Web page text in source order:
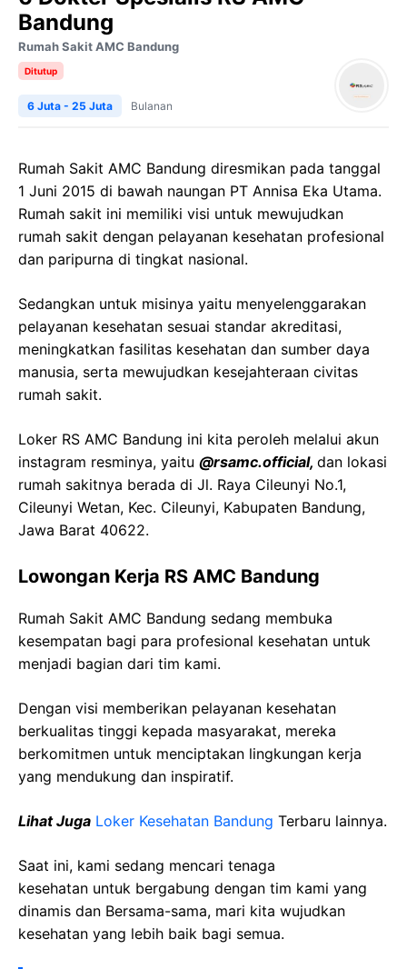
Bandung
Rumah Sakit AMC Bandung
Ditutup
6 Juta - 25 Juta Bulanan
Rumah Sakit AMC Bandung diresmikan pada tanggal
1 Juni 2015 di bawah naungan PT Annisa Eka Utama.
Rumah sakit ini memiliki visi untuk mewujudkan
rumah sakit dengan pelayanan kesehatan profesional
dan paripurna di tingkat nasional.
Sedangkan untuk misinya yaitu menyelenggarakan
pelayanan kesehatan sesuai standar akreditasi,
meningkatkan fasilitas kesehatan dan sumber daya
manusia, serta mewujudkan kesejahteraan civitas
rumah sakit.
Loker RS AMC Bandung ini kita peroleh melalui akun
instagram resminya, yaitu @rsamc.official, dan lokasi
rumah sakitnya berada di Jl. Raya Cileunyi No.1,
Cileunyi Wetan, Kec. Cileunyi, Kabupaten Bandung,
Jawa Barat 40622.
Lowongan Kerja RS AMC Bandung
Rumah Sakit AMC Bandung sedang membuka
kesempatan bagi para profesional kesehatan untuk
menjadi bagian dari tim kami.
Dengan visi memberikan pelayanan kesehatan
berkualitas tinggi kepada masyarakat, mereka
berkomitmen untuk menciptakan lingkungan kerja
yang mendukung dan inspiratif.
Lihat Juga Loker Kesehatan Bandung Terbaru lainnya.
Saat ini, kami sedang mencari tenaga
kesehatan untuk bergabung dengan tim kami yang
dinamis dan Bersama-sama, mari kita wujudkan
kesehatan yang lebih baik bagi semua.